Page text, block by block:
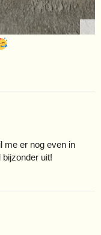
me er nog even in
uit!